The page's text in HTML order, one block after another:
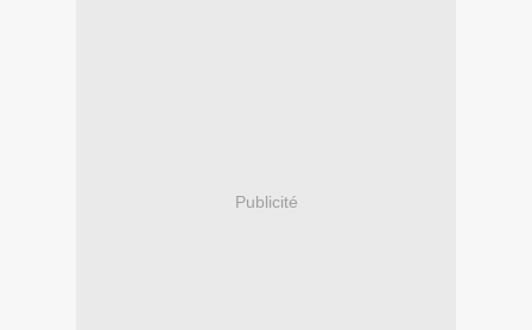
Publicité